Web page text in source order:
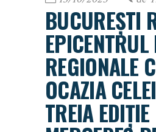
BUCUREȘTI
REGIONALE
OCAZIA
TREIA EDIȚIE